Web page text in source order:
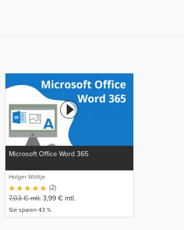
Microsoft Office Word 365
Holger Wöltje
(2)
7,03€mtl. 3,99 € mtl.
Sie sparen 43 %